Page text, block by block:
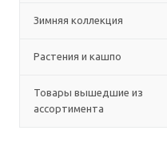
Зимняя коллекция
Растения и кашпо
Товары вышедшие из
ассортимента